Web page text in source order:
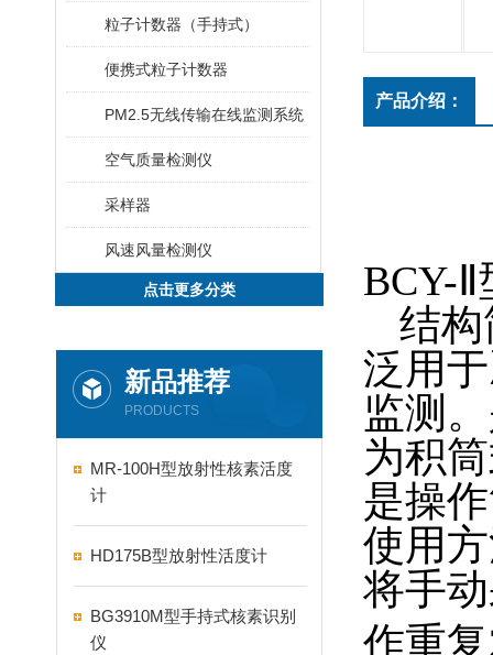
粒子计数器（手持式）
便携式粒子计数器
PM2.5无线传输在线监测系统
空气质量检测仪
采样器
风速风量检测仪
点击更多分类
新品推荐
PRODUCTS
MR-100H型放射性核素活度
计
HD175B型放射性活度计
BG3910M型手持式核素识别
仪
产品介绍：
BCY-
结构
泛用于
监测
为积筒
是操作简
使用方
将手动
作重复